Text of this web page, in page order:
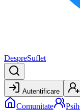
DespreSuflet
Autentificare
Comunitate